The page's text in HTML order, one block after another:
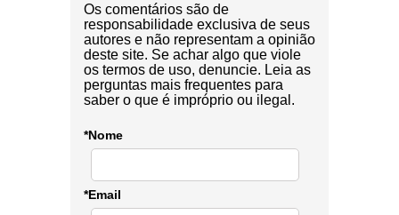
Os comentários são de
responsabilidade exclusiva de seus
autores e não representam a opinião
deste site. Se achar algo que viole
os termos de uso, denuncie. Leia as
perguntas mais frequentes para
saber o que é impróprio ou ilegal.
*Nome
*Email